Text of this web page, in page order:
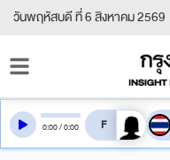
วันพฤหัสบดี ที่ 6 สิงหาคม 2569
0:00/0:00 สลับเสียงอ่าน